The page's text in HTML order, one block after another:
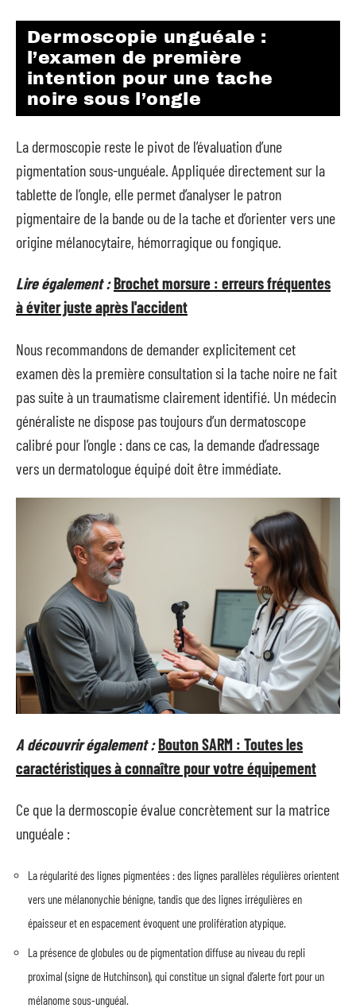
Dermoscopie unguéale :
l’examen de première
intention pour une tache
noire sous l’ongle
La dermoscopie reste le pivot de l’évaluation d’une
pigmentation sous-unguéale. Appliquée directement sur la
tablette de l’ongle, elle permet d’analyser le patron
pigmentaire de la bande ou de la tache et d’orienter vers une
origine mélanocytaire, hémorragique ou fongique.
Lire également :Brochet morsure : erreurs fréquentes
à éviter juste après l'accident
Nous recommandons de demander explicitement cet
examen dès la première consultation si la tache noire ne fait
pas suite à un traumatisme clairement identifié. Un médecin
généraliste ne dispose pas toujours d’un dermatoscope
calibré pour l’ongle : dans ce cas, la demande d’adressage
vers un dermatologue équipé doit être immédiate.
A découvrir également :Bouton SARM : Toutes les
caractéristiques à connaître pour votre équipement
Ce que la dermoscopie évalue concrètement sur la matrice
unguéale :
La régularité des lignes pigmentées : des lignes parallèles régulières orientent
vers une mélanonychie bénigne, tandis que des lignes irrégulières en
épaisseur et en espacement évoquent une prolifération atypique.
La présence de globules ou de pigmentation diffuse au niveau du repli
proximal (signe de Hutchinson), qui constitue un signal d’alerte fort pour un
mélanome sous-unguéal.